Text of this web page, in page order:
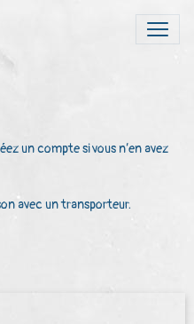
un compte si vous n’en avez
avec un transporteur.